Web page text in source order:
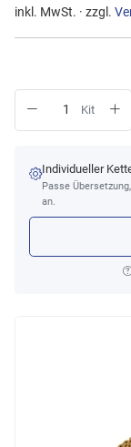
inkl. MwSt. · zzgl.
Kit
Individueller
Passe
an.